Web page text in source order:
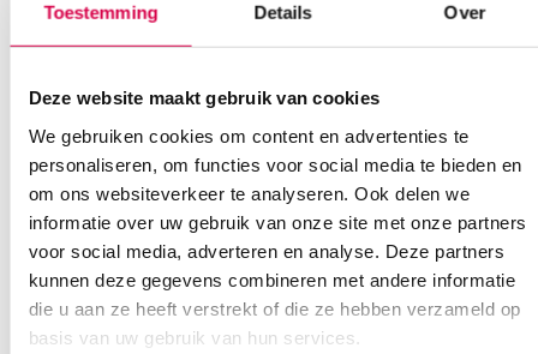
Toestemming Details Over
Deze website maakt gebruik van cookies
We gebruiken cookies om content en advertenties te
personaliseren, om functies voor social media te bieden en
om ons websiteverkeer te analyseren. Ook delen we
informatie over uw gebruik van onze site met onze partners
voor social media, adverteren en analyse. Deze partners
kunnen deze gegevens combineren met andere informatie
die u aan ze heeft verstrekt of die ze hebben verzameld op
basis van uw gebruik van hun services.
Steriel onsteriel
Beoordelingen (0)
Er zijn nog geen beoordelingen.
Wees de eerste om “Medistix wattendragers, 20cm, zonder prop
(100)” te beoordelen
Je moet ingelogd zijn om een beoordeling te plaatsen.
Waarom Medische Artikelen?
Op voorraad? Vandaag besteld, vandaag verzonden
Vaste klanten, vaste korting
Geen klein order toeslag vanaf €75 bestelwaarde
We scoren een gemiddelde van 7.7! (10 beoordelingen)